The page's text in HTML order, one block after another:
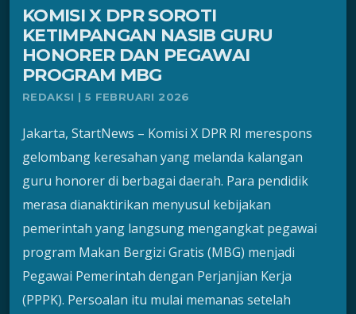
KOMISI X DPR SOROTI
KETIMPANGAN NASIB GURU
HONORER DAN PEGAWAI
PROGRAM MBG
REDAKSI | 5 FEBRUARI 2026
Jakarta, StartNews – Komisi X DPR RI merespons
gelombang keresahan yang melanda kalangan
guru honorer di berbagai daerah. Para pendidik
merasa dianaktirikan menyusul kebijakan
pemerintah yang langsung mengangkat pegawai
program Makan Bergizi Gratis (MBG) menjadi
Pegawai Pemerintah dengan Perjanjian Kerja
(PPPK). Persoalan itu mulai memanas setelah